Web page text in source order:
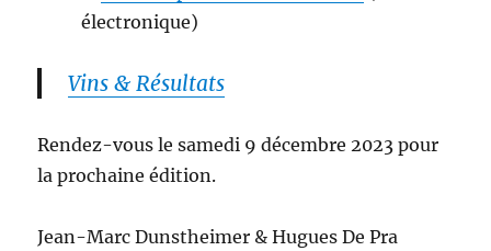
électronique)
Vins & Résultats
Rendez-vous le samedi 9 décembre 2023 pour
la prochaine édition.
Jean-Marc Dunstheimer & Hugues De Pra